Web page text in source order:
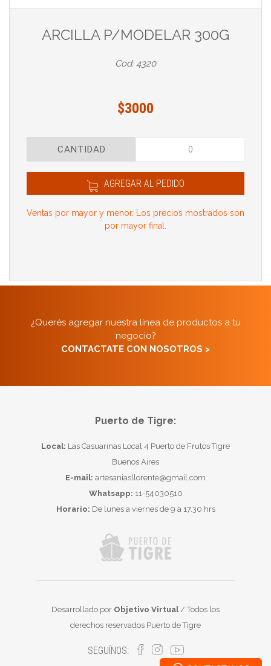
ARCILLA P/MODELAR 300G
Cod: 4320
$3000
CANTIDAD
AGREGAR AL PEDIDO
Ventas por mayor y menor. Los precios mostrados son
por mayor final.
¿Querés agregar nuestra línea de productos a tu
negocio?
CONTACTATE CON NOSOTROS >
Puerto de Tigre:
Local: Las Casuarinas Local 4 Puerto de Frutos Tigre
Buenos Aires
E-mail: artesaniasllorente@gmail.com
Whatsapp: 11-54030510
Horario: De lunes a viernes de 9 a 17.30 hrs
Desarrollado por Objetivo Virtual/ Todos los
derechos reservados Puerto de Tigre
SEGUÍNOS: